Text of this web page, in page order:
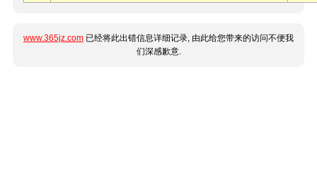
www.365jz.com 已经将此出错信息详细记录, 由此给您带来的访问不便我
们深感歉意.